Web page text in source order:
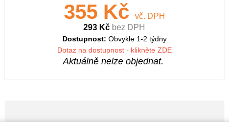
355 Kč
vč. DPH
293 Kč bez DPH
Dostupnost: Obvykle 1-2 týdny
Dotaz na dostupnost - klikněte ZDE
Aktuálně nelze objednat.